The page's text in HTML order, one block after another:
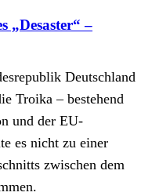
„Desaster“ –
Deutschland
Troika – bestehend
und der EU-
es nicht zu einer
zwischen dem